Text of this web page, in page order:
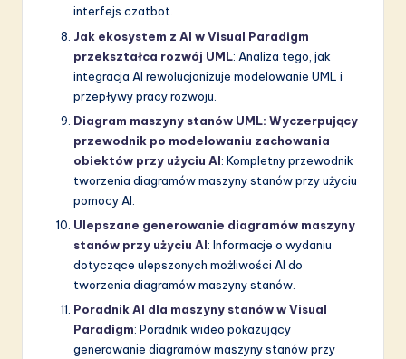
interfejs czatbot.
Jak ekosystem z AI w Visual Paradigm
przekształca rozwój UML: Analiza tego, jak
integracja AI rewolucjonizuje modelowanie UML i
przepływy pracy rozwoju.
Diagram maszyny stanów UML: Wyczerpujący
przewodnik po modelowaniu zachowania
obiektów przy użyciu AI: Kompletny przewodnik
tworzenia diagramów maszyny stanów przy użyciu
pomocy AI.
Ulepszane generowanie diagramów maszyny
stanów przy użyciu AI: Informacje o wydaniu
dotyczące ulepszonych możliwości AI do
tworzenia diagramów maszyny stanów.
Poradnik AI dla maszyny stanów w Visual
Paradigm: Poradnik wideo pokazujący
generowanie diagramów maszyny stanów przy